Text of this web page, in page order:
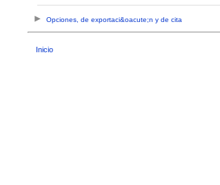
Opciones, de exportaci&oacute;n y de cita
Inicio